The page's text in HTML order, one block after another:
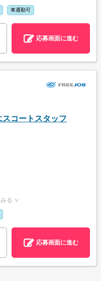
車通勤可
応募画面に進む
スコートスタッフ
る ∨
応募画面に進む